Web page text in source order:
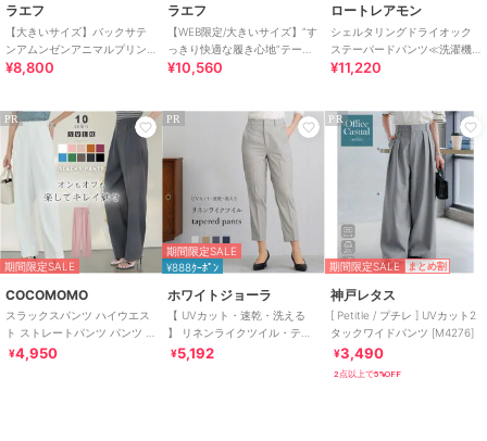
ラエフ
【大きいサイズ】バックサテ
ンアムンゼンアニマルプリン
トブラウス≪洗濯機で洗える
¥8,800
ラエフ
【WEB限定/大きいサイズ】”す
っきり快適な履き心地”テーパ
ードパンツ≪洗濯機で洗える
¥10,560
ロートレアモン
シェルタリングドライオック
ステーパードパンツ≪洗濯機
で洗える≫
¥11,220
PR
期間限定SALE
COCOMOMO
スラックスパンツ ハイウエス
ト ストレートパンツ パンツ ボ
トムス レディース カジュアル
¥4,950
PR
期間限定SALE
¥888ｸｰﾎﾟﾝ
ホワイトジョーラ
【 UVカット・速乾・洗える
】 リネンライクツイル・テー
パードパンツ
¥5,192
PR
期間限定SALE まとめ割
神戸レタス
[ Petitle / プチレ ] UVカット2
タックワイドパンツ [M4276]
¥3,490
2点以上で5%OFF